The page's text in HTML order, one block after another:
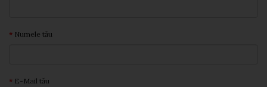
Numele tău
E-Mail tău